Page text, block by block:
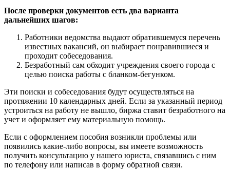
После проверки документов есть два варианта
дальнейших шагов:
Работники ведомства выдают обратившемуся перечень
известных вакансий, он выбирает понравившиеся и
проходит собеседования.
Безработный сам обходит учреждения своего города с
целью поиска работы с бланком-бегунком.
Эти поиски и собеседования будут осуществляться на
протяжении 10 календарных дней. Если за указанный период
устроиться на работу не вышло, биржа ставит безработного на
учет и оформляет ему материальную помощь.
Если с оформлением пособия возникли проблемы или
появились какие-либо вопросы, вы имеете возможность
получить консультацию у нашего юриста, связавшись с ним
по телефону или написав в форму обратной связи.